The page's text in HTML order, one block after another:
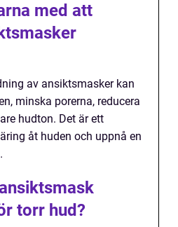
med att
av ansiktsmasker kan
minska porerna, reducera
hudton. Det är ett
åt huden och uppnå en
torr hud?